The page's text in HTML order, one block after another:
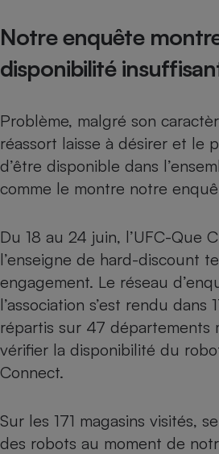
Notre enquête
disponibilité
Problème, malgré son
réassort laisse à désirer et le
d’être disponible dans
comme le montre notre
Du 18 au 24 juin, l’UFC-Que
l’enseigne de hard-discount
engagement. Le réseau
l’association s’est rendu dans
répartis sur 47 départements
vérifier la disponibilité du
Connect.
Sur les 171 magasins visités,
des robots au moment de